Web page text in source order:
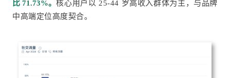
比 71.73%。核心用户以 25-44 岁高收入群体为主，与品牌
中高端定位高度契合。